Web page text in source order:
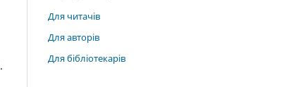
.
Для читачів
Для авторів
Для бібліотекарів